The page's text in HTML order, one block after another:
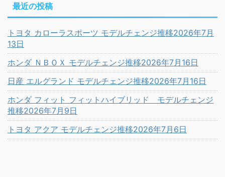
最近の投稿
トヨタ カローラスポーツ モデルチェンジ推移2026年7月
13日
ホンダ ＮＢＯＸ モデルチェンジ推移2026年7月16日
日産 エルグランド モデルチェンジ推移2026年7月16日
ホンダ フィット フィットハイブリッド モデルチェンジ
推移2026年7月9日
トヨタ アクア モデルチェンジ推移2026年7月6日